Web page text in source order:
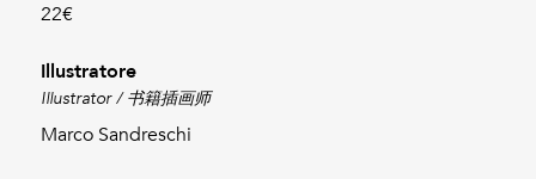
22€
Illustratore
Illustrator / 书籍插画师
Marco Sandreschi